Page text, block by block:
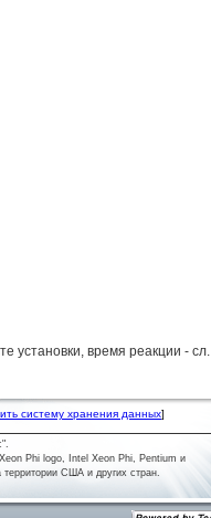
установки, время реакции - сл.
систему хранения данных]
Phi logo, Intel Xeon Phi, Pentium и
США и других стран.